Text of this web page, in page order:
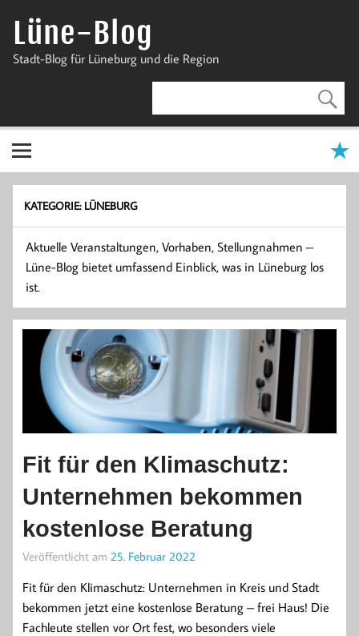
InhaltLüne-Blog
Stadt-Blog für Lüneburg und die Region
KATEGORIE: LÜNEBURG
Aktuelle Veranstaltungen, Vorhaben, Stellungnahmen –
Lüne-Blog bietet umfassend Einblick, was in Lüneburg los
ist.
Fit für den Klimaschutz:
Unternehmen bekommen
kostenlose Beratung
Veröffentlicht am 25. Februar 2022
Fit für den Klimaschutz: Unternehmen in Kreis und Stadt
bekommen jetzt eine kostenlose Beratung – frei Haus! Die
Fachleute stellen vor Ort fest, wo besonders viele